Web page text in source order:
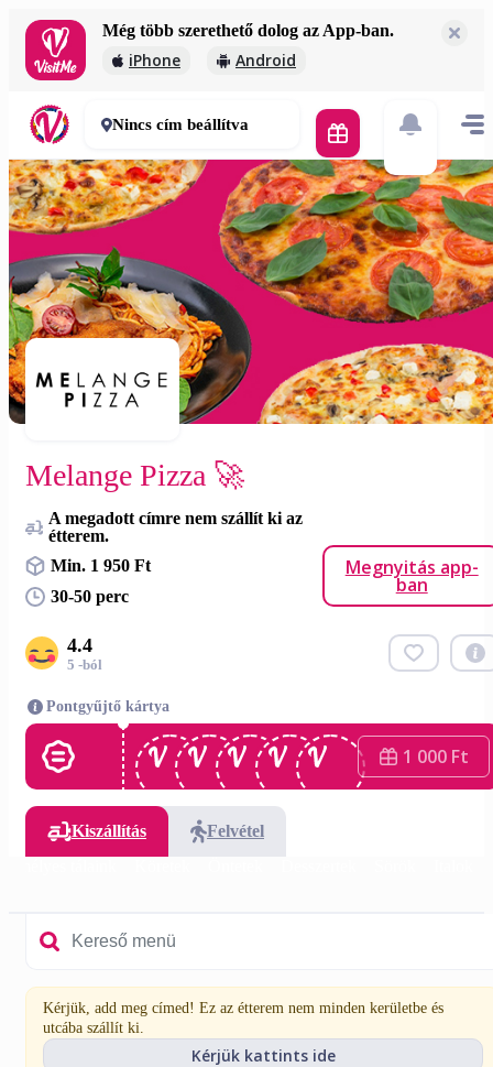
Még több szerethető dolog az App-ban.
iPhone Android
Melange Pizza 🚀
1 950 Ft
30-50 perc
Nincs cím beállítva
Melange Pizza 🚀
A megadott címre nem szállít ki az
étterem.
Min. 1 950 Ft
30-50 perc
Megnyitás app-
ban
4.4
5 -ból
Pontgyűjtő kártya
1 000 Ft
Kiszállítás
Felvétel
Kérjük, add meg címed! Ez az étterem nem minden kerületbe és
utcába szállít ki.
Kérjük kattints ide